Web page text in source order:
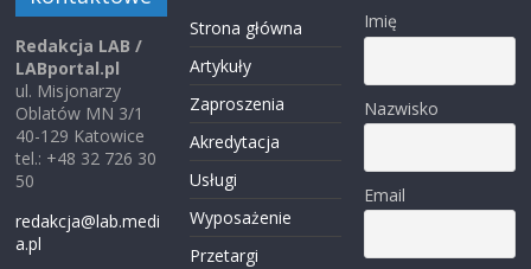
Redakcja LAB /
LABportal.pl
ul. Misjonarzy
Oblatów MN 3/1
40-129 Katowice
tel.: +48 32 726 30
50
redakcja@lab.medi
a.pl
Strona główna
Artykuły
Zaproszenia
Akredytacja
Usługi
Wyposażenie
Przetargi
Imię
Nazwisko
Email